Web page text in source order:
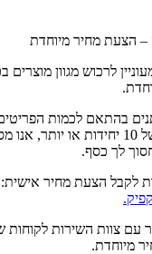
– הצעת מחיר מיוחדת
לרכוש מגוון מוצרים
בהתאם לכמות
במקרה של הזמנה של 10 יחידות
לך כסף.
לקבל הצעת מחיר אישית:
עם צוות השירות לקוחות
מיוחדת.